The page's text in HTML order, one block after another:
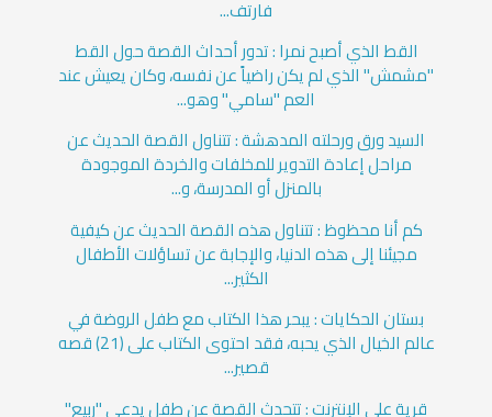
فارتف...
القط الذي أصبح نمرا : تدور أحداث القصة حول القط
"مشمش" الذي لم يكن راضياً عن نفسه، وكان يعيش عند
العم "سامي" وهو...
السيد ورق ورحلته المدهشة : تتناول القصة الحديث عن
مراحل إعادة التدوير للمخلفات والخردة الموجودة
بالمنزل أو المدرسة، و...
كم أنا محظوظ : تتناول هذه القصة الحديث عن كيفية
مجيئنا إلى هذه الدنيا، والإجابة عن تساؤلات الأطفال
الكثير...
بستان الحكايات : يبحر هذا الكتاب مع طفل الروضة في
عالم الخيال الذي يحبه، فقد احتوى الكتاب على (21) قصه
قصير...
قرية على الإنترنت : تتحدث القصة عن طفل يدعى "ربيع"